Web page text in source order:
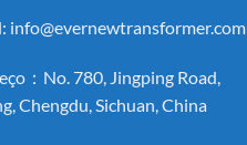
info@evernewtransformer.com
：No. 780, Jingping Road,
Chengdu, Sichuan, China